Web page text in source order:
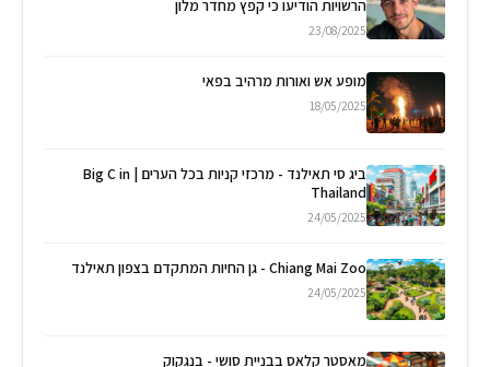
הרשויות הודיעו כי קפץ מחדר מלון
23/08/2025
מופע אש ואורות מרהיב בפאי
18/05/2025
ביג סי תאילנד - מרכזי קניות בכל הערים | Big C in
Thailand
24/05/2025
Chiang Mai Zoo - גן החיות המתקדם בצפון תאילנד
24/05/2025
מאסטר קלאס בבניית סושי - בנגקוק